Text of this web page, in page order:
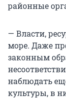
районные
— Власти,
море. Даже
законным
наблюдать
культуры, в